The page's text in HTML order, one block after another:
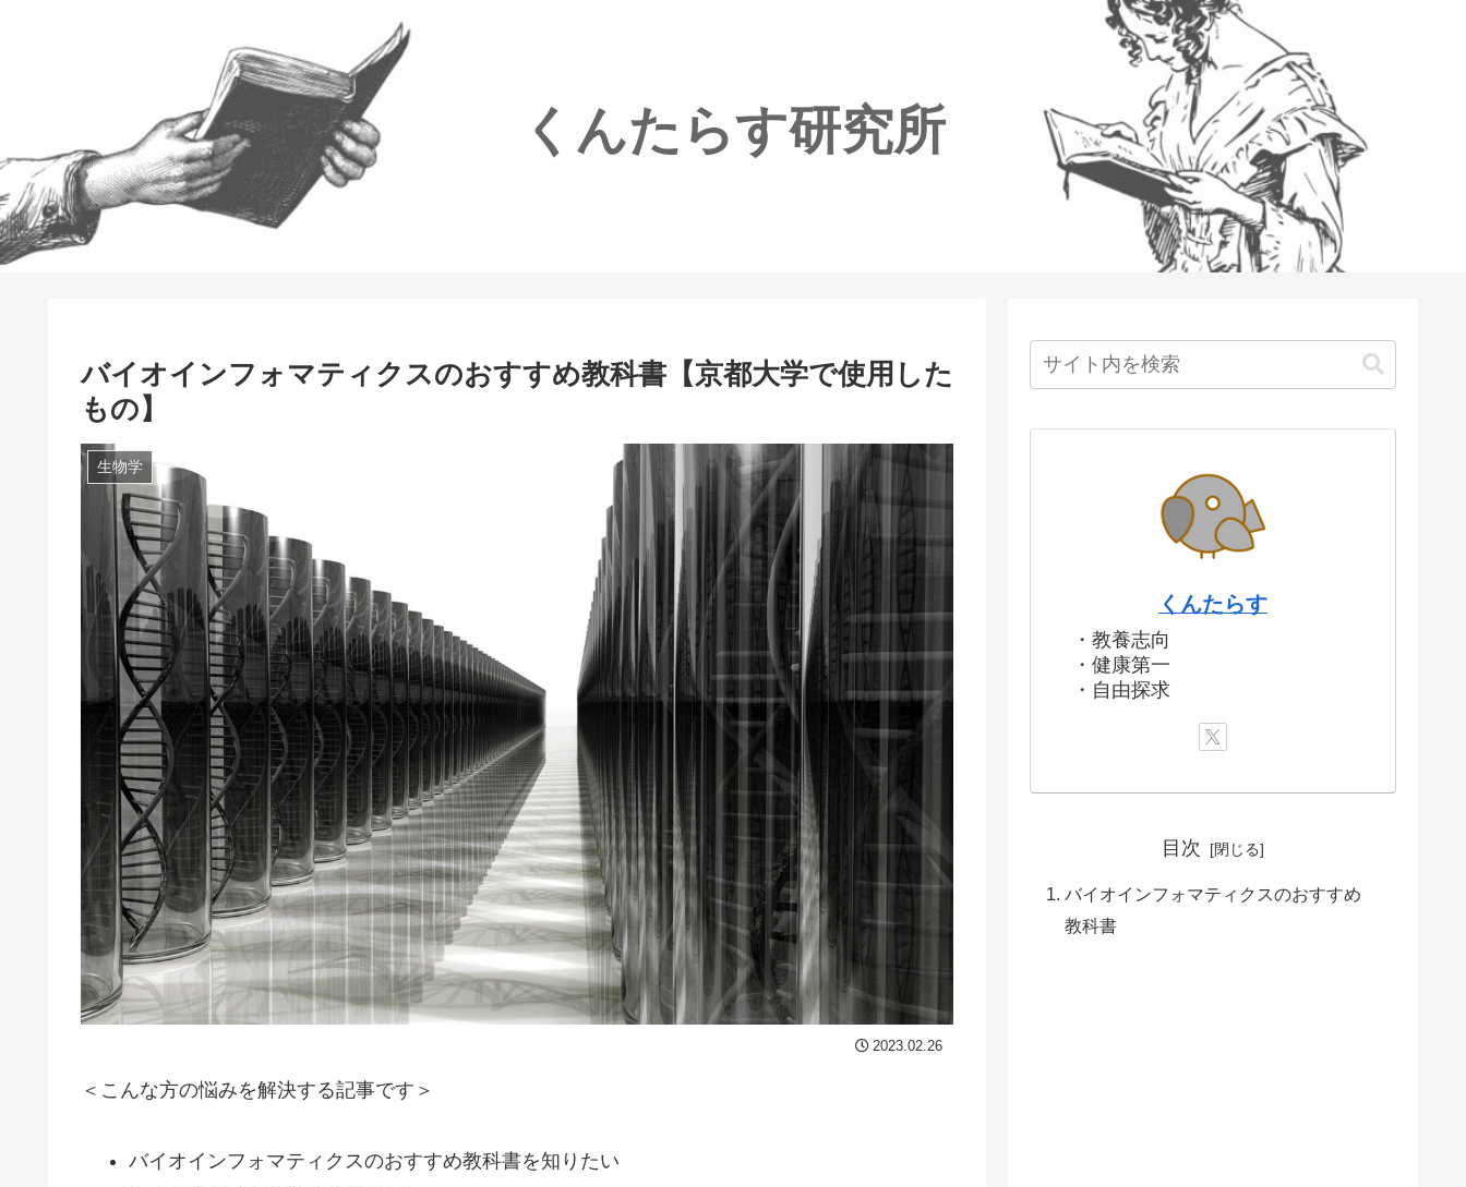
くんたらす研究所
バイオインフォマティクスのおすすめ教科書【京都大学で使用した
もの】
生物学
2023.02.26
＜こんな方の悩みを解決する記事です＞
バイオインフォマティクスのおすすめ教科書を知りたい
くんたらす
・教養志向
・健康第一
・自由探求
目次
バイオインフォマティクスのおすすめ
教科書